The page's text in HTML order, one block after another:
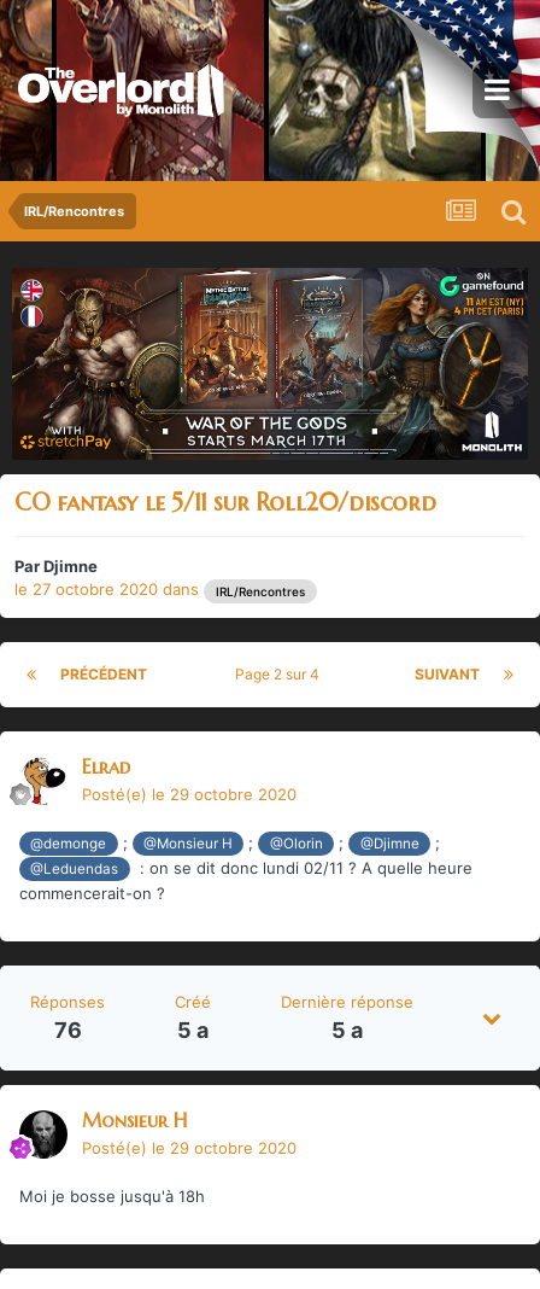
IRL/Rencontres
CO fantasy le 5/11 sur Roll20/discord
ParDjimne
le 27 octobre 2020 dans IRL/Rencontres
PRÉCÉDENT SUIVANT
Page 2 sur 4
Elrad
Posté(e) le 29 octobre 2020
@demonge ; @Monsieur H ; @Olorin ; @Djimne ;
@Leduendas
: on se dit donc lundi 02/11 ? A quelle heure
commencerait-on ?
Réponses
76
Créé
5 a
Dernière réponse
5 a
Monsieur H
Posté(e) le 29 octobre 2020
Moi je bosse jusqu'à 18h